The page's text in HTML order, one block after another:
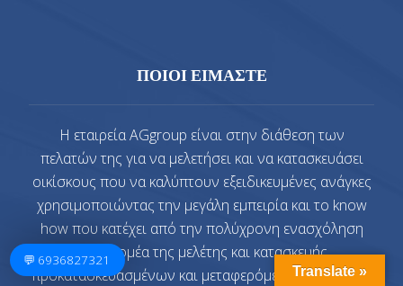
ΠΟΙΟΙ ΕΙΜΑΣΤΕ
Η εταιρεία AGgroup είναι στην διάθεση των
πελατών της για να μελετήσει και να κατασκευάσει
οικίσκους που να καλύπτουν εξειδικευμένες ανάγκες
χρησιμοποιώντας την μεγάλη εμπειρία και το know
how που κατέχει από την πολύχρονη ενασχόληση
στον τομέα της μελέτης και κατασκευής
προκατασκευασμένων και μεταφερόμενων οικίσκων.
💬 6936827321
Translate »